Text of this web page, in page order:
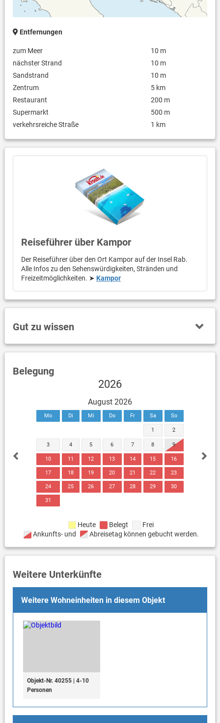
Entfernungen
zum Meer
10 m
nächster Strand
10 m
Sandstrand
10 m
Zentrum
5 km
Restaurant
200 m
Supermarkt
500 m
verkehrsreiche Straße
1 km
Reiseführer über Kampor
Der Reiseführer über den Ort Kampor auf der Insel Rab.
Alle Infos zu den Sehenswürdigkeiten, Stränden und
Freizeitmöglichkeiten. ➤ Kampor
Gut zu wissen
Belegung
2026
August 2026
Mo Di Mi Do Fr Sa So
1 2
3 4 5 6 7 8 9
10 11 12 13 14 15 16
17 18 19 20 21 22 23
24 25 26 27 28 29 30
31
Heute Belegt
Frei
Ankunfts- und
Abreisetag können gebucht werden.
Weitere Unterkünfte
Weitere Wohneinheiten in diesem Objekt
Objekt-Nr. 40255 | 4-10
Personen